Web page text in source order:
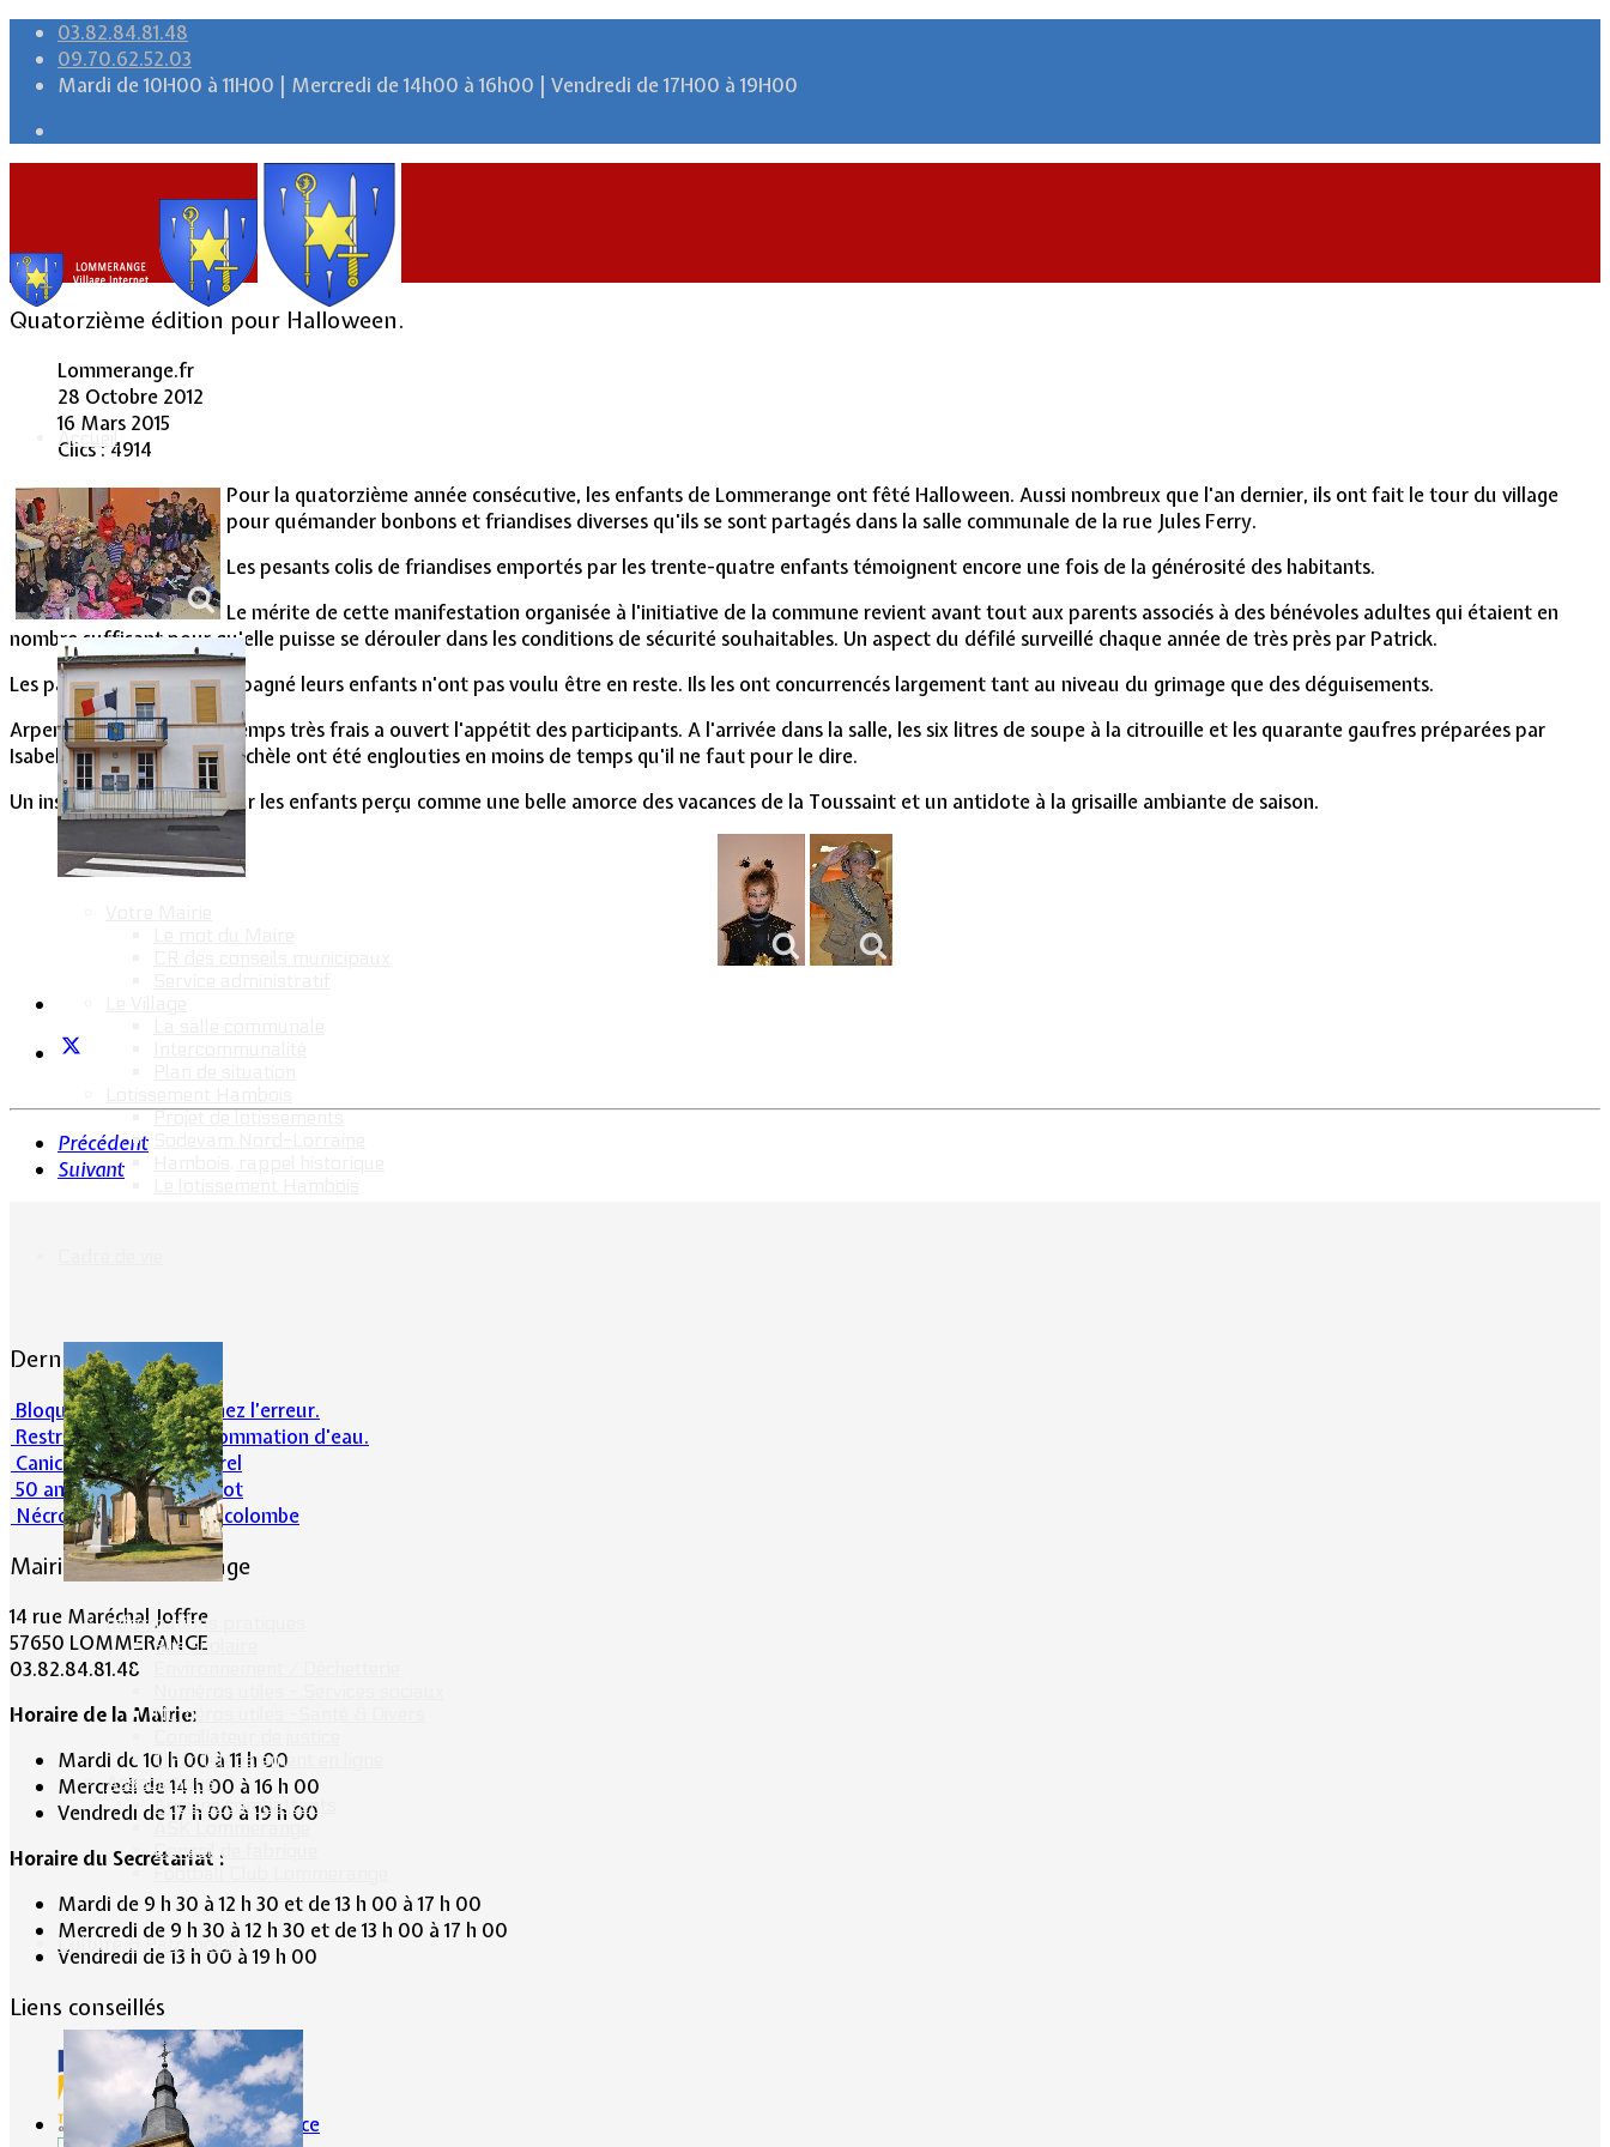
03.82.84.81.48
09.70.62.52.03
Mardi de 10H00 à 11H00 | Mercredi de 14h00 à 16h00 | Vendredi de 17H00 à 19H00
Accueil
Vie Municipale
Projet de lotissements
Informations pratiques
Bus scolaire
Numéros utiles -Santé & Divers
TIPI : Télépaiement en ligne
Associations
Anciens combattants
ASK Lommerange
Conseil de fabrique
Football Club Lommerange
Culture & Patrimoine
Quatorzième édition pour Halloween.
Lommerange.fr
28 Octobre 2012
16 Mars 2015
Clics : 4914
Pour la quatorzième année consécutive, les enfants de Lommerange ont fêté Halloween. Aussi nombreux que l'an dernier, ils ont fait le tour du village
pour quémander bonbons et friandises diverses qu'ils se sont partagés dans la salle communale de la rue Jules Ferry.
Les pesants colis de friandises emportés par les trente-quatre enfants témoignent encore une fois de la générosité des habitants.
Le mérite de cette manifestation organisée à l'initiative de la commune revient avant tout aux parents associés à des bénévoles adultes qui étaient en
nombre suffisant pour qu'elle puisse se dérouler dans les conditions de sécurité souhaitables. Un aspect du défilé surveillé chaque année de très près par Patrick.
Les parents qui ont accompagné leurs enfants n'ont pas voulu être en reste. Ils les ont concurrencés largement tant au niveau du grimage que des déguisements.
Arpenter les rues par un temps très frais a ouvert l'appétit des participants. A l'arrivée dans la salle, les six litres de soupe à la citrouille et les quarante gaufres préparées par
Isabelle, Betty, Mireille, Michèle ont été englouties en moins de temps qu'il ne faut pour le dire.
Un instant de bonheur pour les enfants perçu comme une belle amorce des vacances de la Toussaint et un antidote à la grisaille ambiante de saison.
Précédent
Suivant
Dernières actualités
Bloqué en forêt. Cherchez l’erreur.
Restrictions sur la consommation d'eau.
Canicule et milieu naturel
50 ans d’histoires de foot
Nécrologie : Norbert Lacolombe
Mairie de Lommerange
14 rue Maréchal Joffre
57650 LOMMERANGE
03.82.84.81.48
Horaire de la Mairie:
Mardi de 10 h 00 à 11 h 00
Mercredi de 14 h 00 à 16 h 00
Vendredi de 17 h 00 à 19 h 00
Horaire du Secrétariat :
Mardi de 9 h 30 à 12 h 30 et de 13 h 00 à 17 h 00
Mercredi de 9 h 30 à 12 h 30 et de 13 h 00 à 17 h 00
Vendredi de 13 h 00 à 19 h 00
Liens conseillés
Portes de France